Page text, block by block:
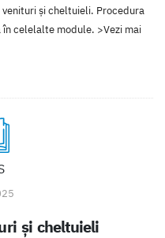
și cheltuieli. Procedura
celelalte module. >Vezi mai
și cheltuieli